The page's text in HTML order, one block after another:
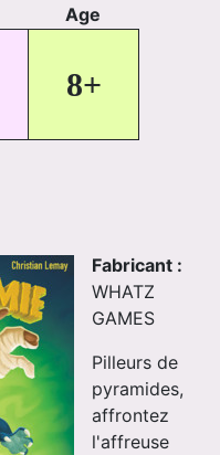
Age
8+
Fabricant :
WHATZ
GAMES
Pilleurs de
pyramides,
affrontez
l'affreuse